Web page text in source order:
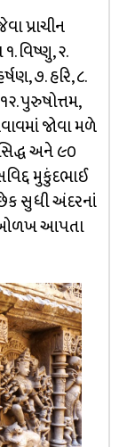
પ્રાચીન
વિષ્ણુ, ૨.
૭. હરિ, ૮.
પુરુષોત્તમ,
જોવા મળે
અને ૯૦
મુકુંદભાઈ
સુધી અંદરનાં
ઓળખ આપતા